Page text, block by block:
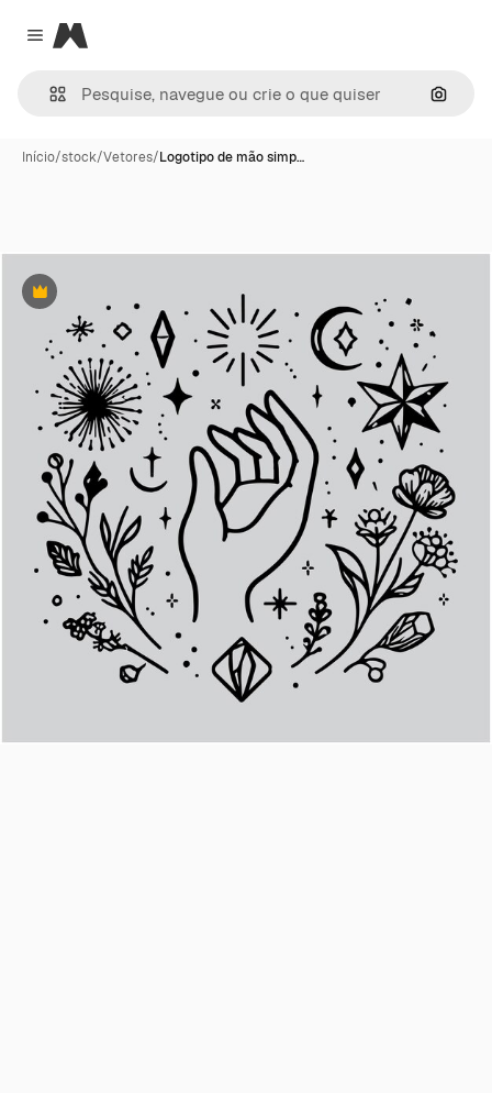
Close menu
Magnific
Início/stock/Vetores/Logotipo de mão simp…
Premium